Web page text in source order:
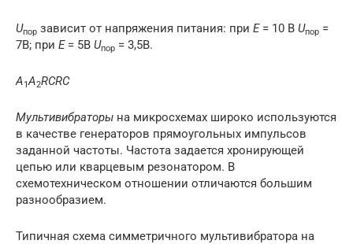
Uпор зависит от напряжения питания: при Е= 10 B Uпор =
7В; при Е= 5В Uпор = 3,5В.
A1A2RСRС
Мультивибраторы на микросхемах широко используются
в качестве генераторов прямоугольных импульсов
заданной частоты. Частота задается хронирующей
цепью или кварцевым резонатором. В
схемотехническом отношении отличаются большим
разнообразием.
Типичная схема симметричного мультивибратора на